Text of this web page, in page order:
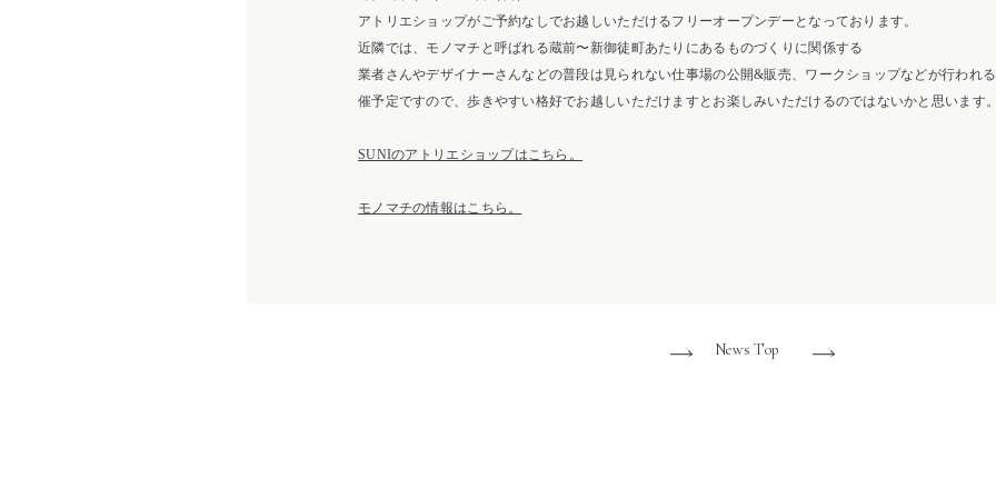
アトリエショップがご予約なしでお越しいただけるフリーオープンデーとなっております。
近隣では、モノマチと呼ばれる蔵前〜新御徒町あたりにあるものづくりに関係する
業者さんやデザイナーさんなどの普段は見られない仕事場の公開&販売、ワークショップなどが行われ
催予定ですので、歩きやすい格好でお越しいただけますとお楽しみいただけるのではないかと思います。
SUNIのアトリエショップはこちら。
モノマチの情報はこちら。
News Top